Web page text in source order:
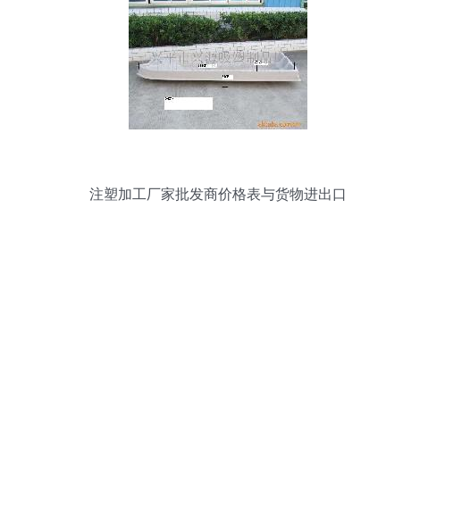
注塑加工厂家批发商价格表与货物进出口